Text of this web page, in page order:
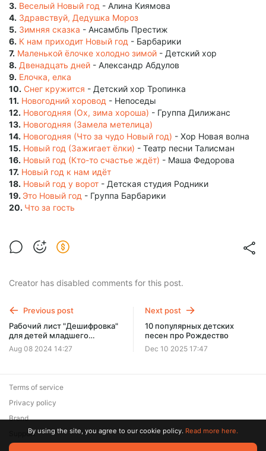
3. Веселый Новый год - Алина Киямова
4. Здравствуй, Дедушка Мороз
5. Зимняя сказка - Ансамбль Престиж
6. К нам приходит Новый год - Барбарики
7. Маленькой ёлочке холодно зимой - Детский хор
8. Двенадцать дней - Александр Абдулов
9. Елочка, елка
10. Снег кружится - Детский хор Тропинка
11. Новогодний хоровод - Непоседы
12. Новогодняя (Ох, зима хороша) - Группа Дилижанс
13. Новогодняя (Замела метелица)
14. Новогодняя (Что за чудо Новый год) - Хор Новая волна
15. Новый год (Зажигает ёлки) - Театр песни Талисман
16. Новый год (Кто-то счастье ждёт) - Маша Федорова
17. Новый год к нам идёт
18. Новый год у ворот - Детская студия Родники
19. Это Новый год - Группа Барбарики
20. Что за гость
Creator has disabled comments for this post.
Previous post
Рабочий лист "Дешифровка"
для детей младшего
возраста
Aug 08 2024 14:27
Next post
10 популярных детских
песен про Рождество
Dec 10 2025 17:47
Terms of service
Privacy policy
Brand
SupportBy using the site, you agree to our cookie policy. Read more here.